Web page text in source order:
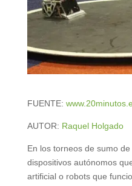
FUENTE:
AUTOR: Raquel Holgado
En los torneos de sumo
dispositivos autónomos
artificial o robots que